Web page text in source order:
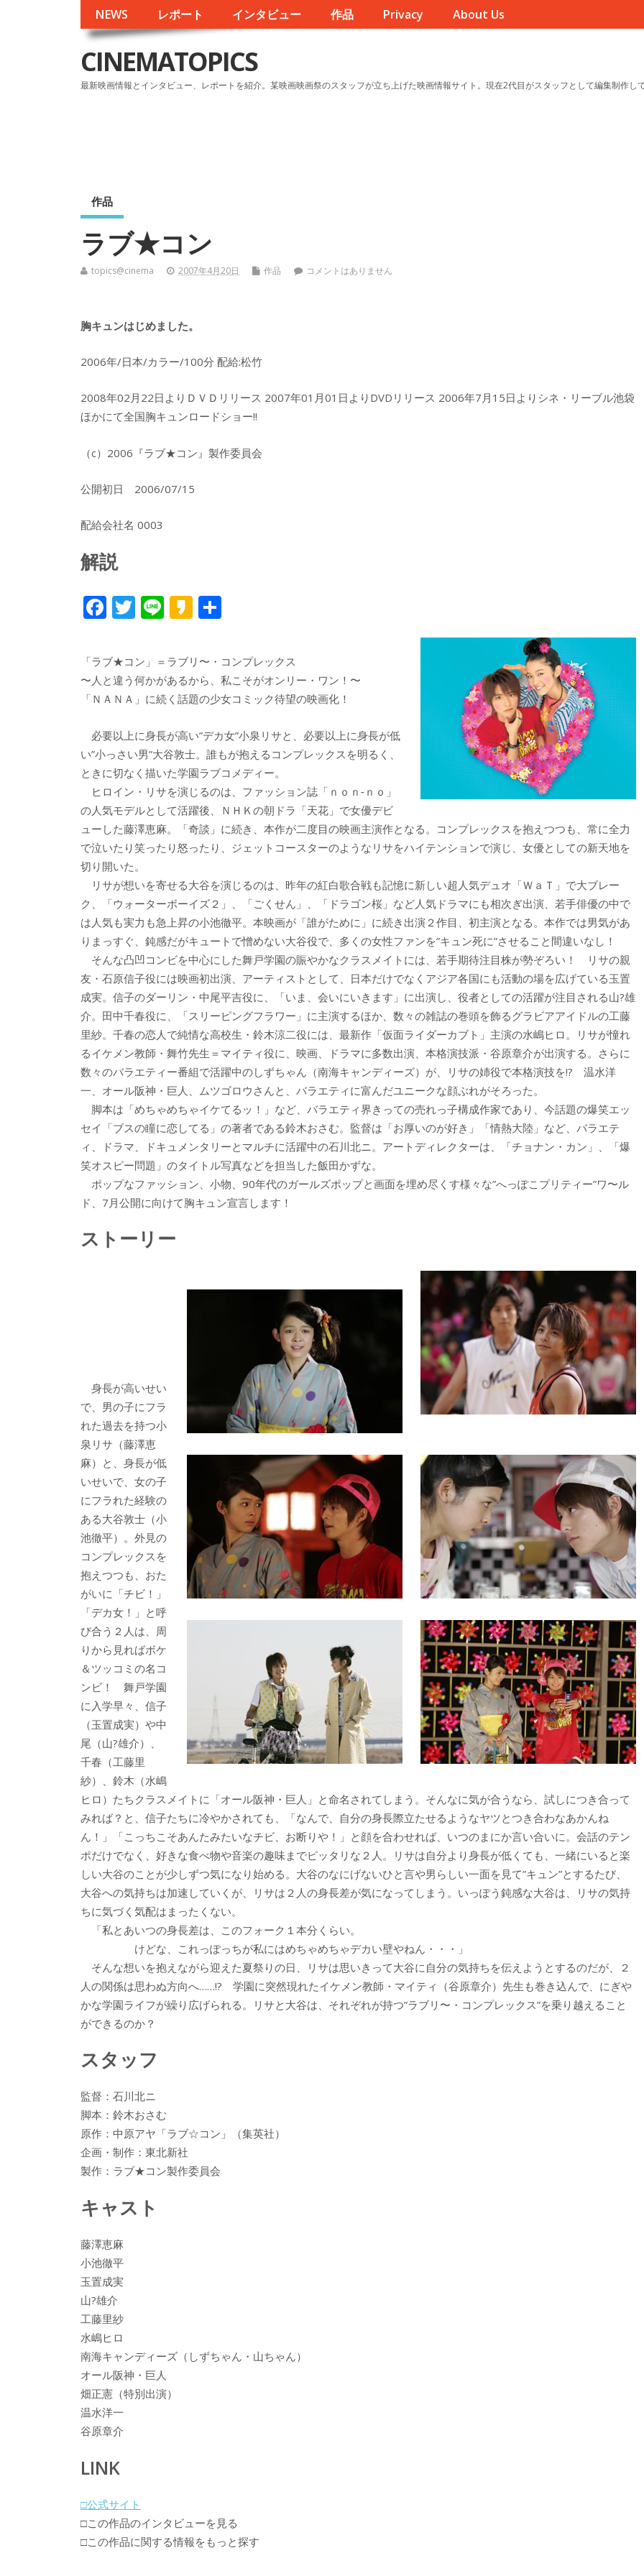
NEWS レポート インタビュー 作品 Privacy About Us
CINEMATOPICS
最新映画情報とインタビュー、レポートを紹介。某映画映画祭のスタッフが立ち上げた映画情報サイト。現在2代目がスタッフとして編集制作して
作品
ラブ★コン
topics@cinema 2007年4月20日 作品 コメントはありません
胸キュンはじめました。
2006年/日本/カラー/100分 配給:松竹
2008年02月22日よりＤＶＤリリース 2007年01月01日よりDVDリリース 2006年7月15日よりシネ・リーブル池袋
ほかにて全国胸キュンロードショー!!
（c）2006『ラブ★コン』製作委員会
公開初日 2006/07/15
配給会社名 0003
解説
F
e
b
o
k
T
itt
er
Li
e
K
k
a
o
「ラブ★コン」＝ラブリ〜・コンプレックス
〜人と違う何かがあるから、私こそがオンリー・ワン！〜
「ＮＡＮＡ」に続く話題の少女コミック待望の映画化！
必要以上に身長が高い”デカ女”小泉リサと、必要以上に身長が低
い”小っさい男”大谷敦士。誰もが抱えるコンプレックスを明るく、
ときに切なく描いた学園ラブコメディー。
ヒロイン・リサを演じるのは、ファッション誌「ｎｏｎ‐ｎｏ」
の人気モデルとして活躍後、ＮＨＫの朝ドラ「天花」で女優デビ
ューした藤澤恵麻。「奇談」に続き、本作が二度目の映画主演作となる。コンプレックスを抱えつつも、常に全力
で泣いたり笑ったり怒ったり、ジェットコースターのようなリサをハイテンションで演じ、女優としての新天地を
切り開いた。
リサが想いを寄せる大谷を演じるのは、昨年の紅白歌合戦も記憶に新しい超人気デュオ「ＷａＴ」で大ブレー
ク、「ウォーターボーイズ２」、「ごくせん」、「ドラゴン桜」など人気ドラマにも相次ぎ出演、若手俳優の中で
は人気も実力も急上昇の小池徹平。本映画が「誰がために」に続き出演２作目、初主演となる。本作では男気があ
りまっすぐ、鈍感だがキュートで憎めない大谷役で、多くの女性ファンを”キュン死に”させること間違いなし！
そんな凸凹コンビを中心にした舞戸学園の賑やかなクラスメイトには、若手期待注目株が勢ぞろい！ リサの親
友・石原信子役には映画初出演、アーティストとして、日本だけでなくアジア各国にも活動の場を広げている玉置
成実。信子のダーリン・中尾平吉役に、「いま、会いにいきます」に出演し、役者としての活躍が注目される山?雄
介。田中千春役に、「スリーピングフラワー」に主演するほか、数々の雑誌の巻頭を飾るグラビアアイドルの工藤
里紗。千春の恋人で純情な高校生・鈴木涼二役には、最新作「仮面ライダーカブト」主演の水嶋ヒロ。リサが憧れ
るイケメン教師・舞竹先生＝マイティ役に、映画、ドラマに多数出演、本格演技派・谷原章介が出演する。さらに
数々のバラエティー番組で活躍中のしずちゃん（南海キャンディーズ）が、リサの姉役で本格演技を!? 温水洋
一、オール阪神・巨人、ムツゴロウさんと、バラエティに富んだユニークな顔ぶれがそろった。
脚本は「めちゃめちゃイケてるッ！」など、バラエティ界きっての売れっ子構成作家であり、今話題の爆笑エッ
セイ「ブスの瞳に恋してる」の著者である鈴木おさむ。監督は「お厚いのが好き」「情熱大陸」など、バラエテ
ィ、ドラマ、ドキュメンタリーとマルチに活躍中の石川北ニ。アートディレクターは、「チョナン・カン」、「爆
笑オスピー問題」のタイトル写真などを担当した飯田かずな。
ポップなファッション、小物、90年代のガールズポップと画面を埋め尽くす様々な”へっぽこプリティー”ワ〜ル
ド、7月公開に向けて胸キュン宣言します！
ストーリー
身長が高いせい
で、男の子にフラ
れた過去を持つ小
泉リサ（藤澤恵
麻）と、身長が低
いせいで、女の子
にフラれた経験の
ある大谷敦士（小
池徹平）。外見の
コンプレックスを
抱えつつも、おた
がいに「チビ！」
「デカ女！」と呼
び合う２人は、周
りから見ればボケ
＆ツッコミの名コ
ンビ！ 舞戸学園
に入学早々、信子
（玉置成実）や中
尾（山?雄介）、
千春（工藤里
紗）、鈴木（水嶋
ヒロ）たちクラスメイトに「オール阪神・巨人」と命名されてしまう。そんなに気が合うなら、試しにつき合って
みれば？と、信子たちに冷やかされても、「なんで、自分の身長際立たせるようなヤツとつき合わなあかんね
ん！」「こっちこそあんたみたいなチビ、お断りや！」と顔を合わせれば、いつのまにか言い合いに。会話のテン
ポだけでなく、好きな食べ物や音楽の趣味までピッタリな２人。リサは自分より身長が低くても、一緒にいると楽
しい大谷のことが少しずつ気になり始める。大谷のなにげないひと言や男らしい一面を見て”キュン”とするたび、
大谷への気持ちは加速していくが、リサは２人の身長差が気になってしまう。いっぽう鈍感な大谷は、リサの気持
ちに気づく気配はまったくない。
「私とあいつの身長差は、このフォーク１本分くらい。
けどな、これっぽっちが私にはめちゃめちゃデカい壁やねん・・・」
そんな想いを抱えながら迎えた夏祭りの日、リサは思いきって大谷に自分の気持ちを伝えようとするのだが、２
人の関係は思わぬ方向へ……!? 学園に突然現れたイケメン教師・マイティ（谷原章介）先生も巻き込んで、にぎや
かな学園ライフが繰り広げられる。リサと大谷は、それぞれが持つ”ラブリ〜・コンプレックス”を乗り越えること
ができるのか？
スタッフ
監督：石川北ニ
脚本：鈴木おさむ
原作：中原アヤ「ラブ☆コン」（集英社）
企画・制作：東北新社
製作：ラブ★コン製作委員会
キャスト
藤澤恵麻
小池徹平
玉置成実
山?雄介
工藤里紗
水嶋ヒロ
南海キャンディーズ（しずちゃん・山ちゃん）
オール阪神・巨人
畑正憲（特別出演）
温水洋一
谷原章介
LINK
□公式サイト
□この作品のインタビューを見る
□この作品に関する情報をもっと探す